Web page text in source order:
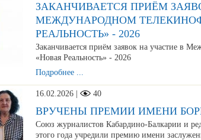
ЗАКАНЧИВАЕТСЯ ПРИЁМ
МЕЖДУНАРОДНОМ
РЕАЛЬНОСТЬ» - 2026
Заканчивается приём заявок на участие в
«Новая Реальность» - 2026
Подробнее ...
16.02.2026 | 40
ВРУЧЕНЫ ПРЕМИИ ИМЕНИ
Союз журналистов Кабардино-Балкарии и
этого года учредили премию имени